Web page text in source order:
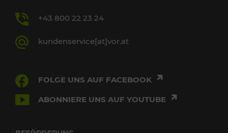
+43 800 22 23 24
kundenservice[at]vor.at
FOLGE UNS AUF FACEBOOK
ABONNIERE UNS AUF YOUTUBE